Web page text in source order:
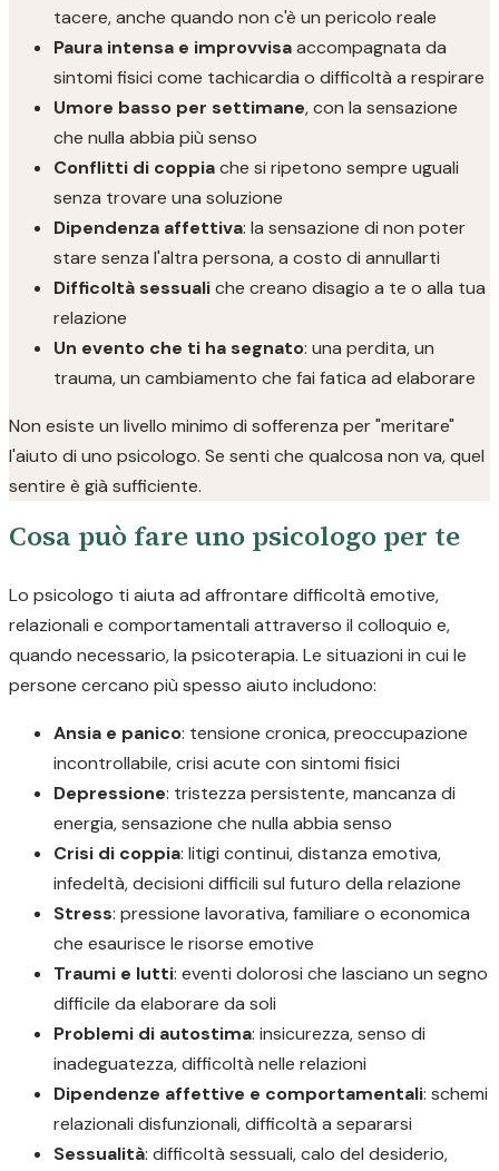
tacere, anche quando non c'è un pericolo reale
Paura intensa e improvvisaaccompagnata da
sintomi fisici come tachicardia o difficoltà a respirare
Umore basso per settimane, con la sensazione
che nulla abbia più senso
Conflitti di coppiache si ripetono sempre uguali
senza trovare una soluzione
Dipendenza affettiva: la sensazione di non poter
stare senza l'altra persona, a costo di annullarti
Difficoltà sessualiche creano disagio a te o alla tua
relazione
Un evento che ti ha segnato: una perdita, un
trauma, un cambiamento che fai fatica ad elaborare
Non esiste un livello minimo di sofferenza per "meritare"
l'aiuto di uno psicologo. Se senti che qualcosa non va, quel
sentire è già sufficiente.
Cosa può fare uno psicologo per te
Lo psicologo ti aiuta ad affrontare difficoltà emotive,
relazionali e comportamentali attraverso il colloquio e,
quando necessario, la psicoterapia. Le situazioni in cui le
persone cercano più spesso aiuto includono:
Ansia e panico: tensione cronica, preoccupazione
incontrollabile, crisi acute con sintomi fisici
Depressione: tristezza persistente, mancanza di
energia, sensazione che nulla abbia senso
Crisi di coppia: litigi continui, distanza emotiva,
infedeltà, decisioni difficili sul futuro della relazione
Stress: pressione lavorativa, familiare o economica
che esaurisce le risorse emotive
Traumi e lutti: eventi dolorosi che lasciano un segno
difficile da elaborare da soli
Problemi di autostima: insicurezza, senso di
inadeguatezza, difficoltà nelle relazioni
Dipendenze affettive e comportamentali: schemi
relazionali disfunzionali, difficoltà a separarsi
Sessualità: difficoltà sessuali, calo del desiderio,